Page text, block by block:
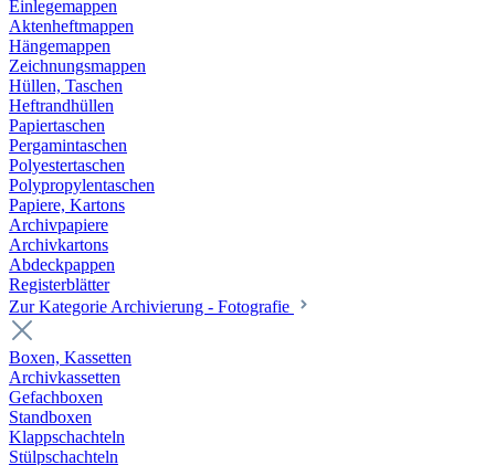
Einlegemappen
Aktenheftmappen
Hängemappen
Zeichnungsmappen
Hüllen, Taschen
Heftrandhüllen
Papiertaschen
Pergamintaschen
Polyestertaschen
Polypropylentaschen
Papiere, Kartons
Archivpapiere
Archivkartons
Abdeckpappen
Registerblätter
Zur Kategorie Archivierung - Fotografie
Boxen, Kassetten
Archivkassetten
Gefachboxen
Standboxen
Klappschachteln
Stülpschachteln